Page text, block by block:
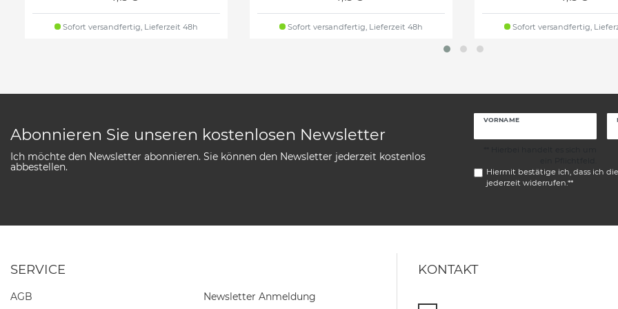
Sofort versandfertig, Lieferzeit 48h Sofort versandfertig, Lieferzeit 48h Sofort versandfertig,
Abonnieren Sie unseren kostenlosen Newsletter
Ich möchte den Newsletter abonnieren. Sie können den Newsletter jederzeit kostenlos
abbestellen.
VORNAME
Hiermit bestätige ich, dass ich die
jederzeit widerrufen.**
SERVICE
AGB Newsletter Anmeldung
KONTAKT